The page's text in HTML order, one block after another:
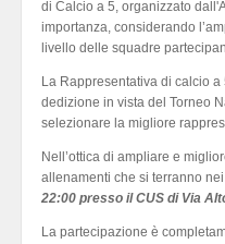
di Calcio a 5, organizzato
importanza, considerando
livello delle squadre
La Rappresentativa di calcio
dedizione in vista del Torneo
selezionare la migliore
Nell’ottica di ampliare e
allenamenti che si terranno nei
22:00 presso il CUS di Via
La partecipazione è